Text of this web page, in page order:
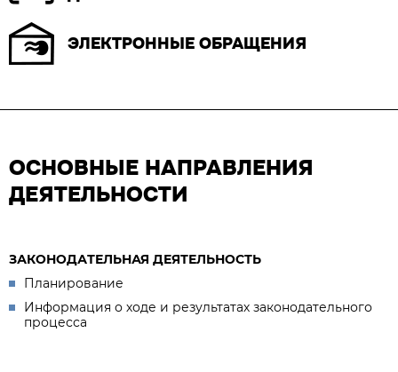
ЭЛЕКТРОННЫЕ ОБРАЩЕНИЯ
ОСНОВНЫЕ НАПРАВЛЕНИЯ
ДЕЯТЕЛЬНОСТИ
ЗАКОНОДАТЕЛЬНАЯ ДЕЯТЕЛЬНОСТЬ
Планирование
Информация о ходе и результатах законодательного
процесса